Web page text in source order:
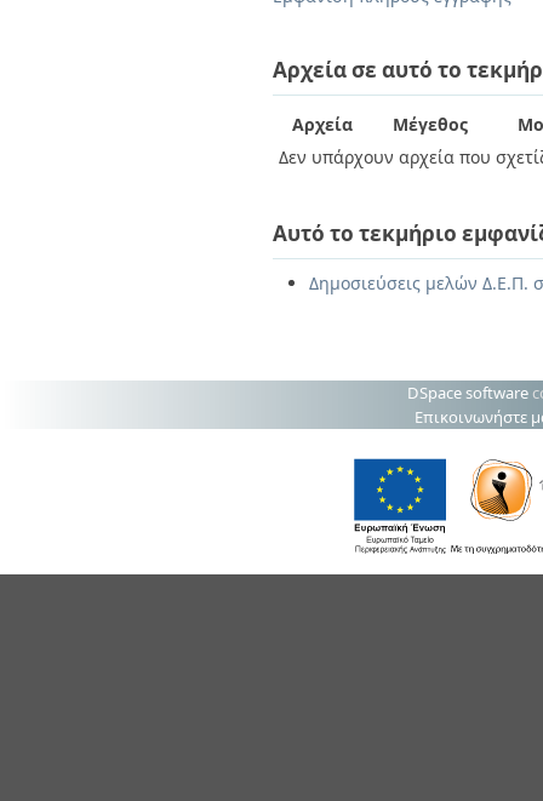
Αρχεία σε αυτό το
Αρχεία Μέγεθος
Δεν υπάρχουν αρχεία που
Αυτό το τεκμήριο
Δημοσιεύσεις μελών Δ.Ε.Π.
DSpace software
Επικοινωνήστε